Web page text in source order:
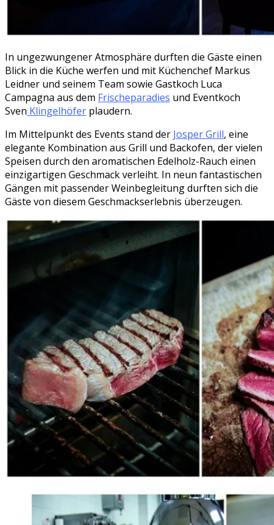
In ungezwungener Atmosphäre durften die Gäste einen
Blick in die Küche werfen und mit Küchenchef Markus
Leidner und seinem Team sowie Gastkoch Luca
Campagna aus dem Frischeparadies und Eventkoch
Sven Klingelhöfer plaudern.
Im Mittelpunkt des Events stand der Josper Grill, eine
elegante Kombination aus Grill und Backofen, der vielen
Speisen durch den aromatischen Edelholz-Rauch einen
einzigartigen Geschmack verleiht. In neun fantastischen
Gängen mit passender Weinbegleitung durften sich die
Gäste von diesem Geschmackserlebnis überzeugen.